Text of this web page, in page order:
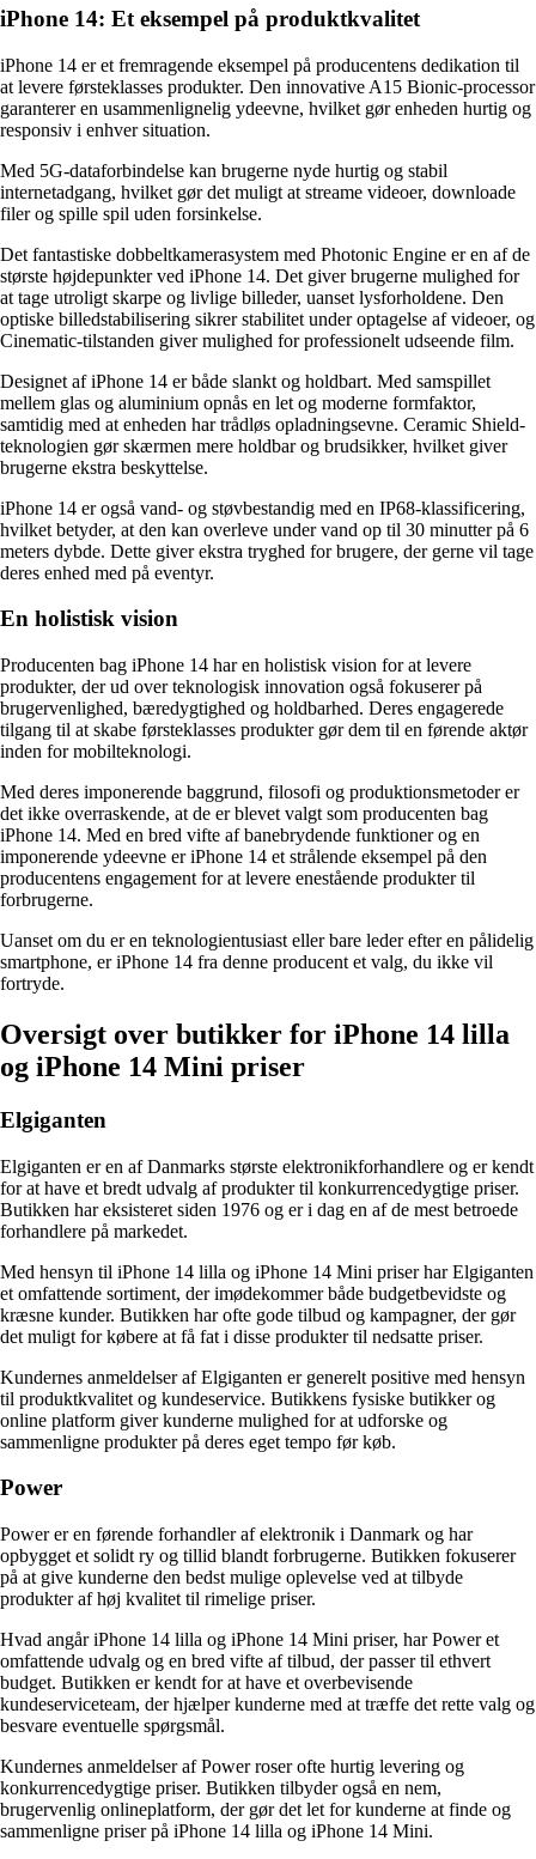
iPhone 14: Et eksempel på produktkvalitet
iPhone 14 er et fremragende eksempel på producentens dedikation til
at levere førsteklasses produkter. Den innovative A15 Bionic-processor
garanterer en usammenlignelig ydeevne, hvilket gør enheden hurtig og
responsiv i enhver situation.
Med 5G-dataforbindelse kan brugerne nyde hurtig og stabil
internetadgang, hvilket gør det muligt at streame videoer, downloade
filer og spille spil uden forsinkelse.
Det fantastiske dobbeltkamerasystem med Photonic Engine er en af de
største højdepunkter ved iPhone 14. Det giver brugerne mulighed for
at tage utroligt skarpe og livlige billeder, uanset lysforholdene. Den
optiske billedstabilisering sikrer stabilitet under optagelse af videoer, og
Cinematic-tilstanden giver mulighed for professionelt udseende film.
Designet af iPhone 14 er både slankt og holdbart. Med samspillet
mellem glas og aluminium opnås en let og moderne formfaktor,
samtidig med at enheden har trådløs opladningsevne. Ceramic Shield-
teknologien gør skærmen mere holdbar og brudsikker, hvilket giver
brugerne ekstra beskyttelse.
iPhone 14 er også vand- og støvbestandig med en IP68-klassificering,
hvilket betyder, at den kan overleve under vand op til 30 minutter på 6
meters dybde. Dette giver ekstra tryghed for brugere, der gerne vil tage
deres enhed med på eventyr.
En holistisk vision
Producenten bag iPhone 14 har en holistisk vision for at levere
produkter, der ud over teknologisk innovation også fokuserer på
brugervenlighed, bæredygtighed og holdbarhed. Deres engagerede
tilgang til at skabe førsteklasses produkter gør dem til en førende aktør
inden for mobilteknologi.
Med deres imponerende baggrund, filosofi og produktionsmetoder er
det ikke overraskende, at de er blevet valgt som producenten bag
iPhone 14. Med en bred vifte af banebrydende funktioner og en
imponerende ydeevne er iPhone 14 et strålende eksempel på den
producentens engagement for at levere enestående produkter til
forbrugerne.
Uanset om du er en teknologientusiast eller bare leder efter en pålidelig
smartphone, er iPhone 14 fra denne producent et valg, du ikke vil
fortryde.
Oversigt over butikker for iPhone 14 lilla
og iPhone 14 Mini priser
Elgiganten
Elgiganten er en af Danmarks største elektronikforhandlere og er kendt
for at have et bredt udvalg af produkter til konkurrencedygtige priser.
Butikken har eksisteret siden 1976 og er i dag en af de mest betroede
forhandlere på markedet.
Med hensyn til iPhone 14 lilla og iPhone 14 Mini priser har Elgiganten
et omfattende sortiment, der imødekommer både budgetbevidste og
kræsne kunder. Butikken har ofte gode tilbud og kampagner, der gør
det muligt for købere at få fat i disse produkter til nedsatte priser.
Kundernes anmeldelser af Elgiganten er generelt positive med hensyn
til produktkvalitet og kundeservice. Butikkens fysiske butikker og
online platform giver kunderne mulighed for at udforske og
sammenligne produkter på deres eget tempo før køb.
Power
Power er en førende forhandler af elektronik i Danmark og har
opbygget et solidt ry og tillid blandt forbrugerne. Butikken fokuserer
på at give kunderne den bedst mulige oplevelse ved at tilbyde
produkter af høj kvalitet til rimelige priser.
Hvad angår iPhone 14 lilla og iPhone 14 Mini priser, har Power et
omfattende udvalg og en bred vifte af tilbud, der passer til ethvert
budget. Butikken er kendt for at have et overbevisende
kundeserviceteam, der hjælper kunderne med at træffe det rette valg og
besvare eventuelle spørgsmål.
Kundernes anmeldelser af Power roser ofte hurtig levering og
konkurrencedygtige priser. Butikken tilbyder også en nem,
brugervenlig onlineplatform, der gør det let for kunderne at finde og
sammenligne priser på iPhone 14 lilla og iPhone 14 Mini.